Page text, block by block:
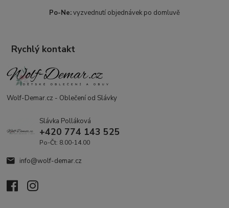
Po-Ne:vyzvednutí objednávek po domluvě
Rychlý kontakt
Wolf-Demar.cz - Oblečení od Slávky
Slávka Polláková
+420 774 143 525
Po-Čt: 8.00-14.00
info@wolf-demar.cz